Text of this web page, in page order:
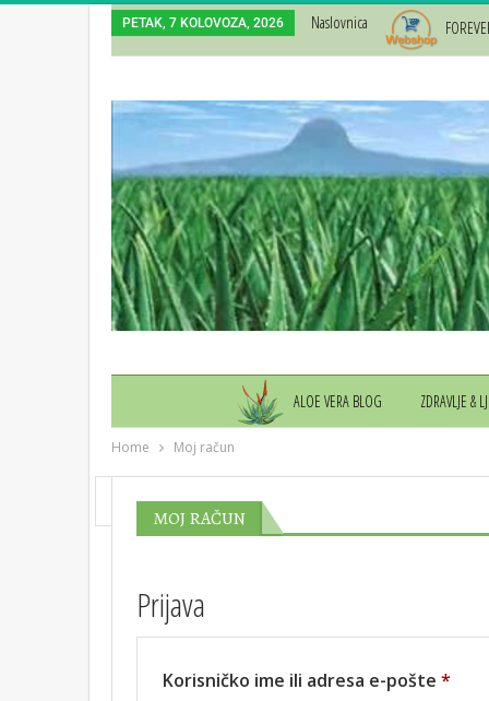
PETAK, 7 KOLOVOZA, 2026 Naslovnica
ALOE VERA BLOG ZDRAVLJE &
Home Moj račun
MOJ RAČUN
Prijava
Korisničko ime ili adresa e-pošte *